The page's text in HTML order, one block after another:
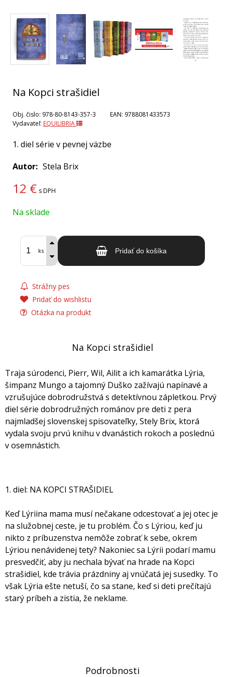
Na Kopci strašidiel
Obj. čislo: 978-80-8143-357-3 EAN: 9788081433573
Vydavateľ: EQUILIBRIA
1. diel série v pevnej väzbe
Autor
Stela Brix
12 € s DPH
Na sklade
ks Pridať do košíka
Strážny pes
Pridať do wishlistu
Otázka na produkt
Na Kopci strašidiel
Traja súrodenci, Pierr, Wil, Ailit a ich kamarátka Lýria,
šimpanz Mungo a tajomný Duško zažívajú napínavé a
vzrušujúce dobrodružstvá s detektívnou zápletkou. Prvý
diel série dobrodružných románov pre deti z pera
najmladšej slovenskej spisovateľky, Stely Brix, ktorá
vydala svoju prvú knihu v dvanástich rokoch a poslednú
v osemnástich.
1. diel: NA KOPCI STRAŠIDIEL
Keď Lýriina mama musí nečakane odcestovať a jej otec je
na služobnej ceste, je tu problém. Čo s Lýriou, keď ju
nikto z príbuzenstva nemôže zobrať k sebe, okrem
Lýriou nenávidenej tety? Nakoniec sa Lýrii podarí mamu
presvedčiť, aby ju nechala bývať na hrade na Kopci
strašidiel, kde trávia prázdniny aj vnúčatá jej susedky. To
však Lýria ešte netuší, čo sa stane, keď si deti prečítajú
starý príbeh a zistia, že neklame.
Podrobnosti